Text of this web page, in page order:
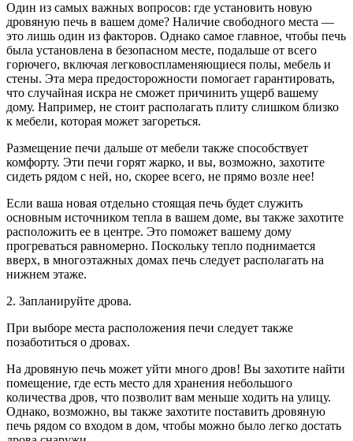
Один из самых важных вопросов: где установить новую
дровяную печь в вашем доме? Наличие свободного места —
это лишь один из факторов. Однако самое главное, чтобы печь
была установлена в безопасном месте, подальше от всего
горючего, включая легковоспламеняющиеся полы, мебель и
стены. Эта мера предосторожности помогает гарантировать,
что случайная искра не сможет причинить ущерб вашему
дому. Например, не стоит располагать плиту слишком близко
к мебели, которая может загореться.
Размещение печи дальше от мебели также способствует
комфорту. Эти печи горят жарко, и вы, возможно, захотите
сидеть рядом с ней, но, скорее всего, не прямо возле нее!
Если ваша новая отдельно стоящая печь будет служить
основным источником тепла в вашем доме, вы также захотите
расположить ее в центре. Это поможет вашему дому
прогреваться равномерно. Поскольку тепло поднимается
вверх, в многоэтажных домах печь следует располагать на
нижнем этаже.
2. Запланируйте дрова.
При выборе места расположения печи следует также
позаботиться о дровах.
На дровяную печь может уйти много дров! Вы захотите найти
помещение, где есть место для хранения небольшого
количества дров, что позволит вам меньше ходить на улицу.
Однако, возможно, вы также захотите поставить дровяную
печь рядом со входом в дом, чтобы можно было легко достать